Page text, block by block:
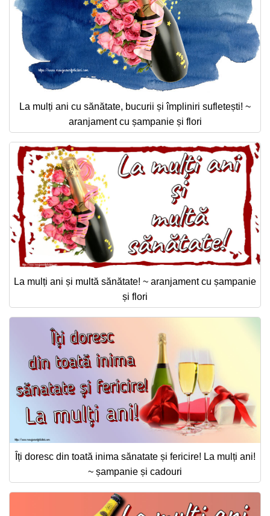
La mulți ani cu sănătate, bucurii și împliniri sufletești! ~
aranjament cu șampanie și flori
La mulți ani și multă sănătate! ~ aranjament cu șampanie
și flori
Îți doresc din toată inima sănatate și fericire! La mulți ani!
~ șampanie și cadouri